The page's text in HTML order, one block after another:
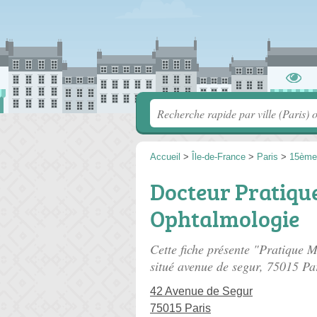
Accueil > Île-de-France > Paris > 15ème
Docteur
Ophtalmologie
Cette fiche présente "Pratique
situé avenue de segur, 75015
42 Avenue de Segur
75015 Paris